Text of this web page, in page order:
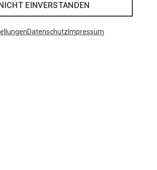
EINVERSTANDEN
Datenschutz Impressum